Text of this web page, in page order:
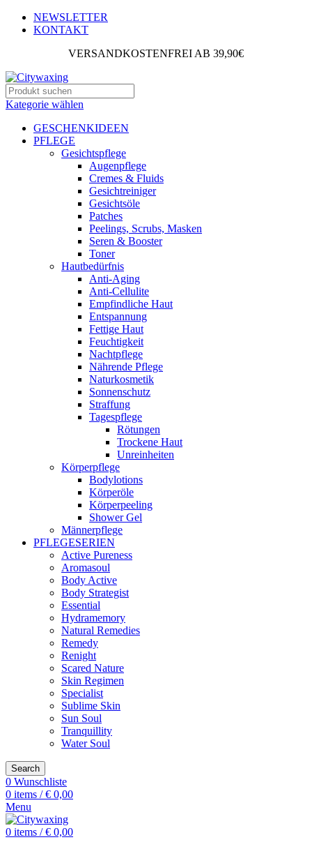
NEWSLETTER
KONTAKT
VERSANDKOSTENFREI AB 39,90€
Kategorie wählen
GESCHENKIDEEN
PFLEGE
Gesichtspflege
Augenpflege
Cremes & Fluids
Gesichtreiniger
Gesichtsöle
Patches
Peelings, Scrubs, Masken
Seren & Booster
Toner
Hautbedürfnis
Anti-Aging
Anti-Cellulite
Empfindliche Haut
Entspannung
Fettige Haut
Feuchtigkeit
Nachtpflege
Nährende Pflege
Naturkosmetik
Sonnenschutz
Straffung
Tagespflege
Rötungen
Trockene Haut
Unreinheiten
Körperpflege
Bodylotions
Körperöle
Körperpeeling
Shower Gel
Männerpflege
PFLEGESERIEN
Active Pureness
Aromasoul
Body Active
Body Strategist
Essential
Hydramemory
Natural Remedies
Remedy
Renight
Scared Nature
Skin Regimen
Specialist
Sublime Skin
Sun Soul
Tranquillity
Water Soul
Search
0 Wunschliste
0 items / € 0,00
Menu
0 items / € 0,00